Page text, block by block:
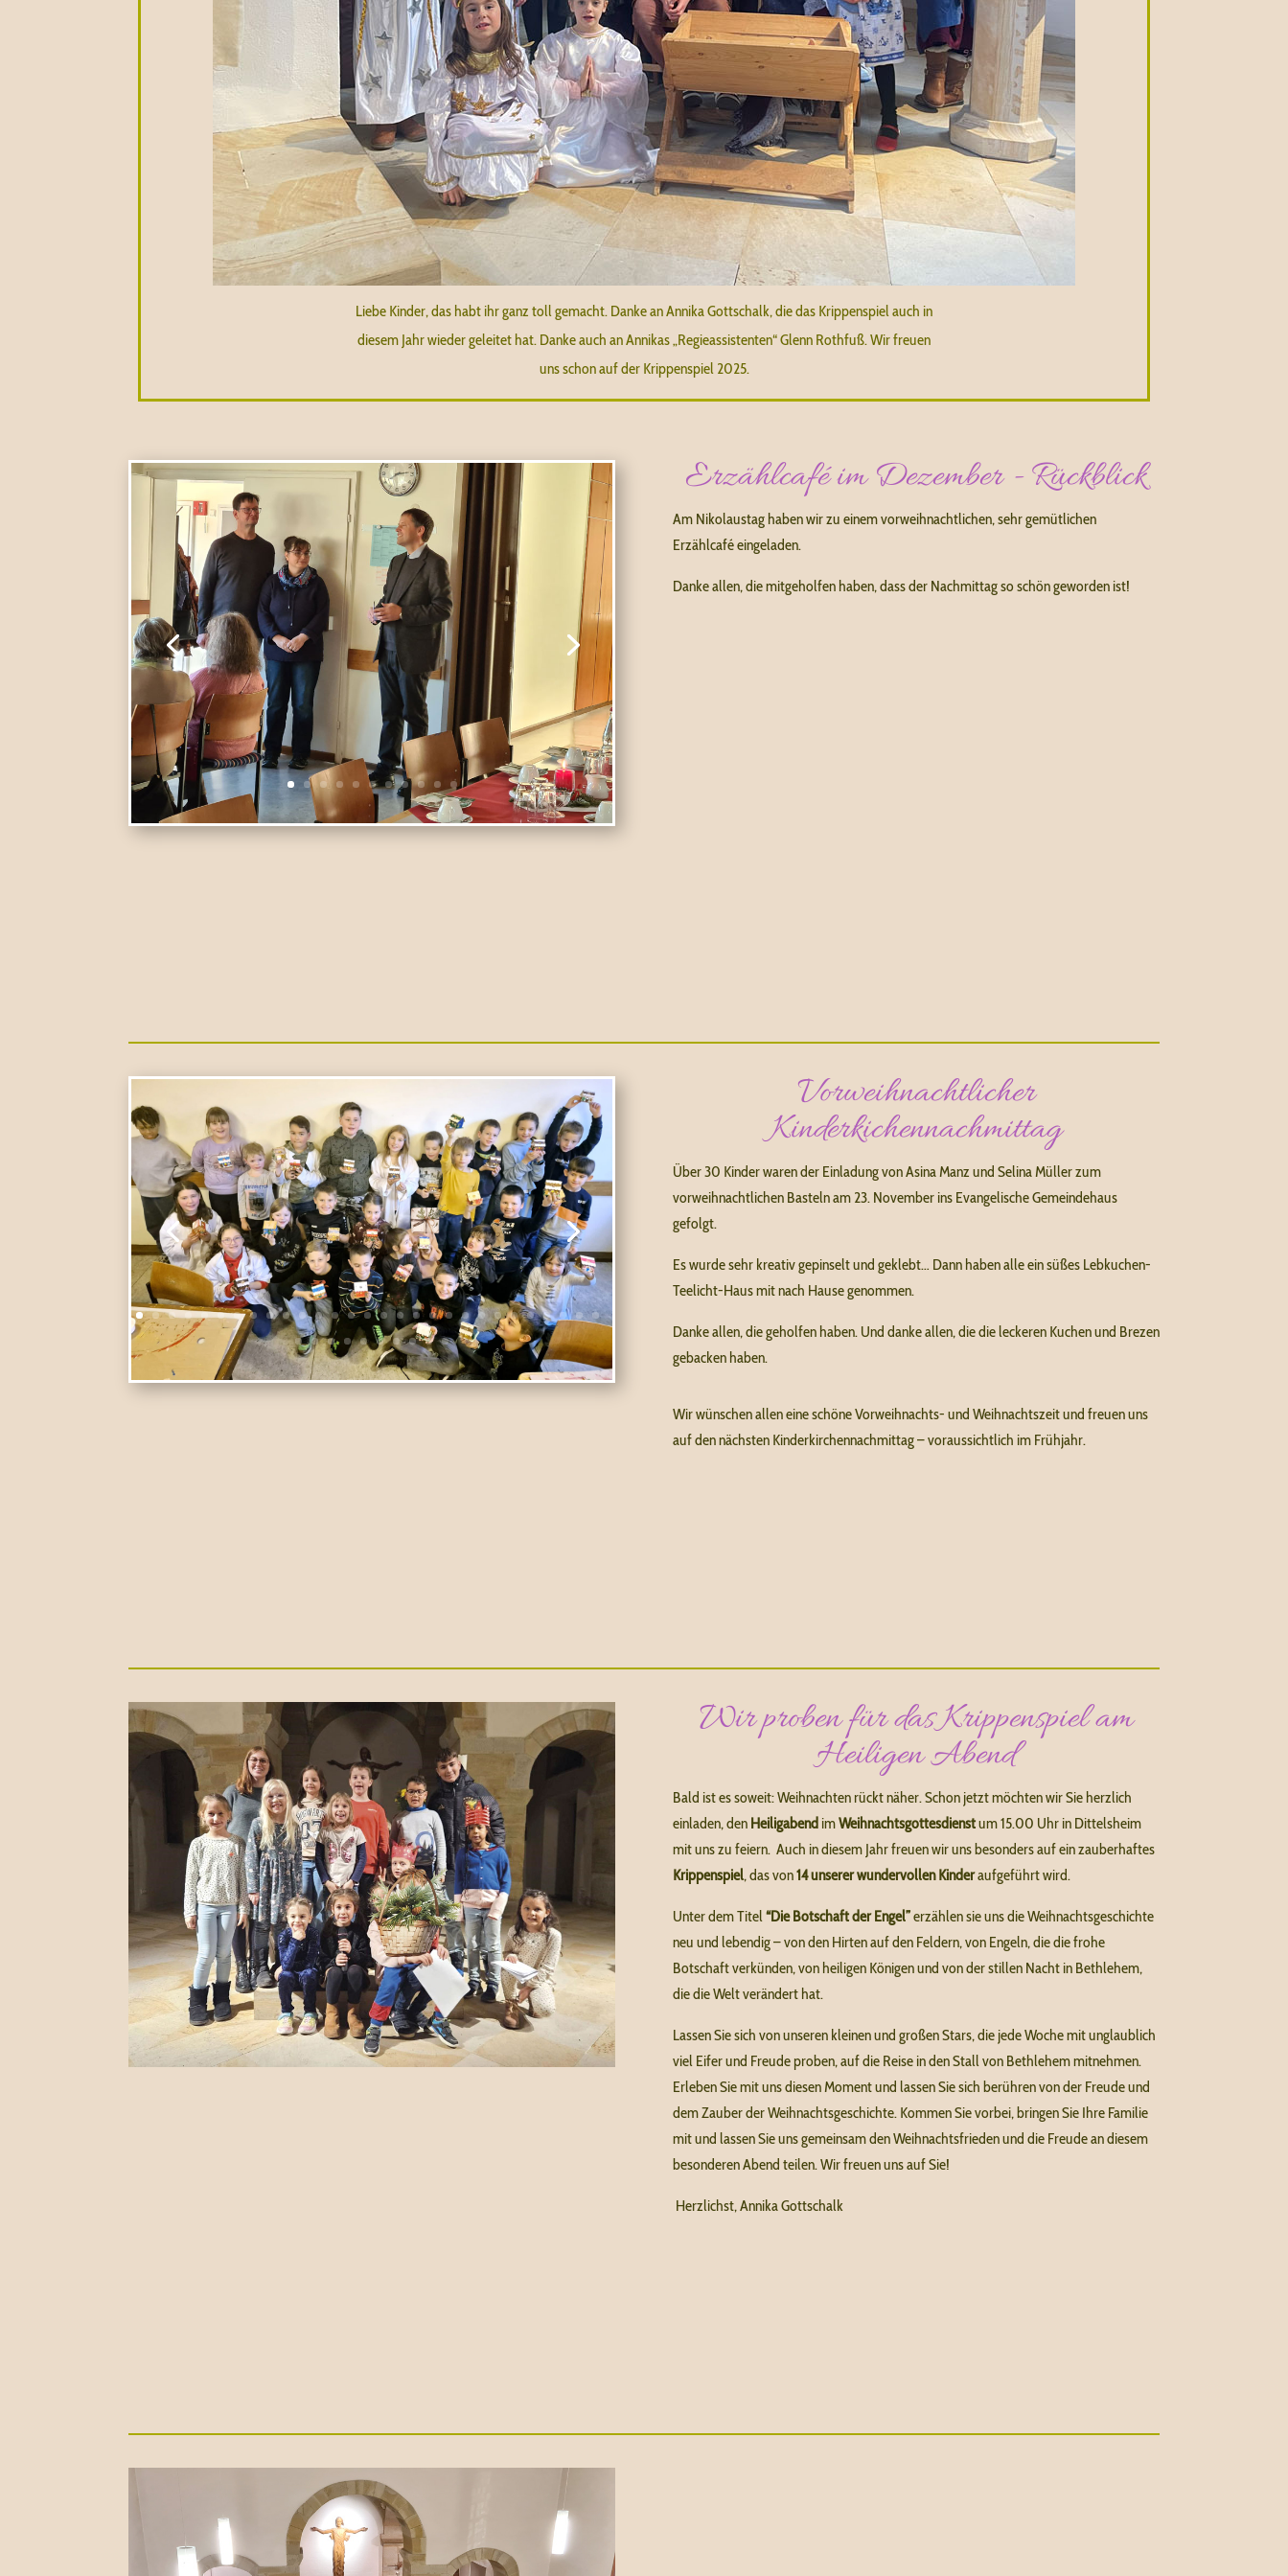
Liebe Kinder, das habt ihr ganz toll gemacht. Danke an Annika Gottschalk, die das Krippenspiel auch in
diesem Jahr wieder geleitet hat. Danke auch an Annikas „Regieassistenten“ Glenn Rothfuß. Wir freuen
uns schon auf der Krippenspiel 2025.
Erzählcafé im Dezember - Rückblick
Am Nikolaustag haben wir zu einem vorweihnachtlichen, sehr gemütlichen
Erzählcafé eingeladen.
Danke allen, die mitgeholfen haben, dass der Nachmittag so schön geworden ist!
Vorweihnachtlicher
Kinderkichennachmittag
Über 30 Kinder waren der Einladung von Asina Manz und Selina Müller zum
vorweihnachtlichen Basteln am 23. November ins Evangelische Gemeindehaus
gefolgt.
Es wurde sehr kreativ gepinselt und geklebt… Dann haben alle ein süßes Lebkuchen-
Teelicht-Haus mit nach Hause genommen.
Danke allen, die geholfen haben. Und danke allen, die die leckeren Kuchen und Brezen
gebacken haben.
Wir wünschen allen eine schöne Vorweihnachts- und Weihnachtszeit und freuen uns
auf den nächsten Kinderkirchennachmittag – voraussichtlich im Frühjahr.
Wir proben für das Krippenspiel am
Heiligen Abend
Bald ist es soweit: Weihnachten rückt näher.Schon jetzt möchten wir Sie herzlich
einladen, den HeiligabendimWeihnachtsgottesdienstum 15.00 Uhr in Dittelsheim
mit uns zu feiern. Auch in diesem Jahr freuen wir uns besonders auf ein zauberhaftes
Krippenspiel, das von14 unserer wundervollen Kinderaufgeführt wird.
Unter dem Titel“Die Botschaft der Engel”erzählen sie uns die Weihnachtsgeschichte
neu und lebendig – von den Hirten auf den Feldern, von Engeln, die die frohe
Botschaft verkünden, von heiligen Königen und von der stillen Nacht in Bethlehem,
die die Welt verändert hat.
Lassen Sie sich von unseren kleinen und großen Stars, die jede Woche mit unglaublich
viel Eifer und Freude proben, auf die Reise in den Stall von Bethlehem mitnehmen.
Erleben Sie mit uns diesen Moment und lassen Sie sich berühren von der Freude und
dem Zauber der Weihnachtsgeschichte. Kommen Sie vorbei, bringen Sie Ihre Familie
mit und lassen Sie uns gemeinsam den Weihnachtsfrieden und die Freude an diesem
besonderen Abend teilen. Wir freuen uns auf Sie!
Herzlichst, Annika Gottschalk